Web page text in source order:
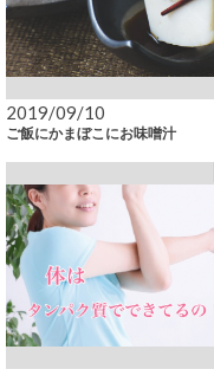
2019/09/10
ご飯にかまぼこにお味噌汁